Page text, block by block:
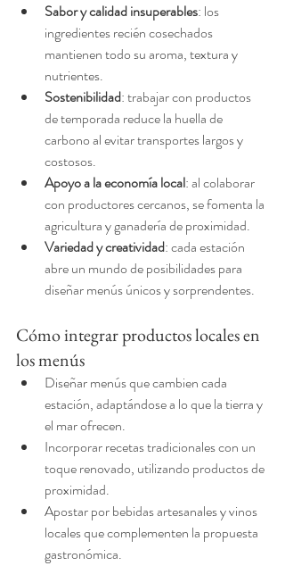
Sabor y calidad insuperables: los
ingredientes recién cosechados
mantienen todo su aroma, textura y
nutrientes.
Sostenibilidad: trabajar con productos
de temporada reduce la huella de
carbono al evitar transportes largos y
costosos.
Apoyo a la economía local: al colaborar
con productores cercanos, se fomenta la
agricultura y ganadería de proximidad.
Variedad y creatividad: cada estación
abre un mundo de posibilidades para
diseñar menús únicos y sorprendentes.
Cómo integrar productos locales en
los menús
Diseñar menús que cambien cada
estación, adaptándose a lo que la tierra y
el mar ofrecen.
Incorporar recetas tradicionales con un
toque renovado, utilizando productos de
proximidad.
Apostar por bebidas artesanales y vinos
locales que complementen la propuesta
gastronómica.